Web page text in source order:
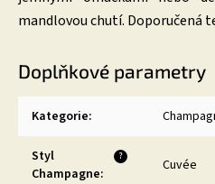
mandlovou chutí. Doporučená
Doplňkové parametry
Kategorie:
?
Styl
Champagne: Cuvée